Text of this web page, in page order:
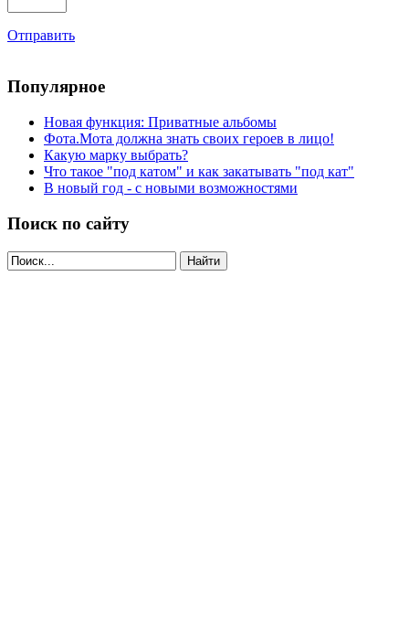
Отправить
Популярное
Новая функция: Приватные альбомы
Фота.Мота должна знать своих героев в лицо!
Какую марку выбрать?
Что такое "под катом" и как закатывать "под кат"
В новый год - с новыми возможностями
Поиск по сайту
Найти